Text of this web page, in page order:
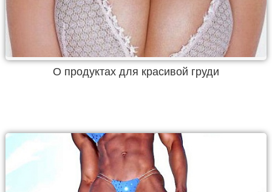
О продуктах для красивой груди